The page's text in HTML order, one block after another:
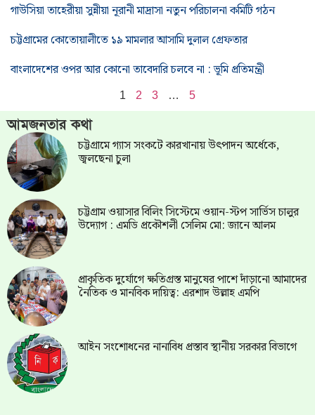
গাউসিয়া তাহেরীয়া সুন্নীয়া নূরানী মাদ্রাসা নতুন পরিচালনা কমিটি গঠন
চট্টগ্রামের কোতোয়ালীতে ১৯ মামলার আসামি দুলাল গ্রেফতার
বাংলাদেশের ওপর আর কোনো তাবেদারি চলবে না : ভূমি প্রতিমন্ত্রী
1 2 3 … 5
আমজনতার কথা
চট্টগ্রামে গ্যাস সংকটে কারখানায় উৎপাদন অর্ধেকে,
জ্বলছেনা চুলা
চট্টগ্রাম ওয়াসার বিলিং সিস্টেমে ওয়ান-স্টপ সার্ভিস চালুর
উদ্যোগ : এমডি প্রকৌশলী সেলিম মো: জানে আলম
প্রাকৃতিক দুর্যোগে ক্ষতিগ্রস্ত মানুষের পাশে দাঁড়ানো আমাদের
নৈতিক ও মানবিক দায়িত্ব: এরশাদ উল্লাহ এমপি
আইন সংশোধনের নানাবিধ প্রস্তাব স্থানীয় সরকার বিভাগে